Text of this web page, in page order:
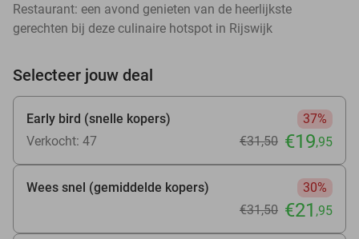
Restaurant: een avond genieten van de heerlijkste
gerechten bij deze culinaire hotspot in Rijswijk
Selecteer jouw deal
Early bird (snelle kopers)
37%
Verkocht: 47
€31,50 €19,95
Wees snel (gemiddelde kopers)
30%
€31,50 €21 ,95